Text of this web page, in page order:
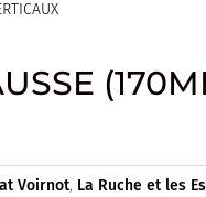
Voirnot, La Ruche et les